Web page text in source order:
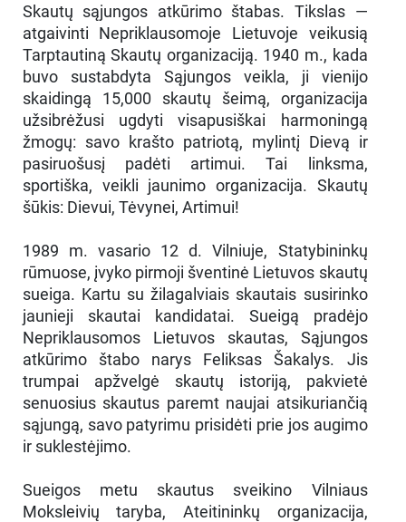
Skautų sąjungos atkūrimo štabas. Tikslas —
atgaivinti Nepriklausomoje Lietuvoje veikusią
Tarptautiną Skautų organizaciją. 1940 m., kada
buvo sustabdyta Sąjungos veikla, ji vienijo
skaidingą 15,000 skautų šeimą, organizacija
užsibrėžusi ugdyti visapusiškai harmoningą
žmogų: savo krašto patriotą, mylintį Dievą ir
pasiruošusį padėti artimui. Tai linksma,
sportiška, veikli jaunimo organizacija. Skautų
šūkis: Dievui, Tėvynei, Artimui!
1989 m. vasario 12 d. Vilniuje, Statybininkų
rūmuose, įvyko pirmoji šventinė Lietuvos skautų
sueiga. Kartu su žilagalviais skautais susirinko
jaunieji skautai kandidatai. Sueigą pradėjo
Nepriklausomos Lietuvos skautas, Sąjungos
atkūrimo štabo narys Feliksas Šakalys. Jis
trumpai apžvelgė skautų istoriją, pakvietė
senuosius skautus paremt naujai atsikuriančią
sąjungą, savo patyrimu prisidėti prie jos augimo
ir suklestėjimo.
Sueigos metu skautus sveikino Vilniaus
Moksleivių taryba, Ateitininkų organizacija,